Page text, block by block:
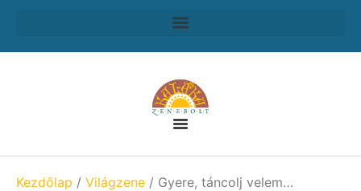
Kezdőlap / Világzene / Gyere, táncolj velem…